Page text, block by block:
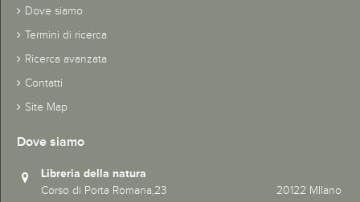
Dove siamo
Termini di ricerca
Ricerca avanzata
Contatti
Site Map
Dove siamo
Libreria della natura
Corso di Porta Romana,23 20122 MIlano